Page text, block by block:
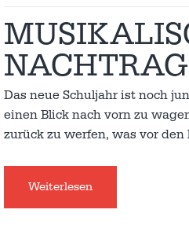
Das neue Schuljahr ist noch
einen Blick nach vorn zu
zurück zu werfen, was vor den
Weiterlesen